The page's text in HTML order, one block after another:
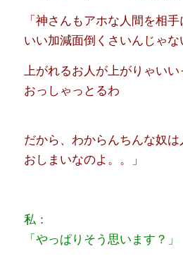
「神さんもアホな人間を相
いい加減面倒くさいんじゃな
上がれるお人が上がりゃいい
おっしゃっとるわ
だから、わからんちんな奴は
おしまいなのよ。。」
私：
「やっぱりそう思います？」